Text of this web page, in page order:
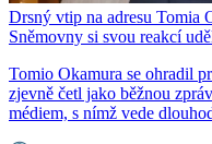
Drsný vtip na adresu Tomia
Sněmovny si svou reakcí
Tomio Okamura se ohradil
zjevně četl jako běžnou
médiem, s nímž vede